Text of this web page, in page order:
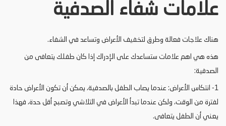
علامات شفاء الصدفية
هناك علاجات فعالة وطرق لتخفيف الأعراض وتساعد في الشفاء.
هذه هي اهم علامات ستساعدك على الإدراك إذا كان طفلك يتعافى من
الصدفية:
1- انتكاس الأعراض: عندما يصاب الطفل بالصدفية، يمكن أن تكون الأعراض حادة
لفترة من الوقت، ولكن عندما تبدأ الأعراض في التلاشي وتصبح أقل حدة، فهذا
يعني أن الطفل يتعافى.